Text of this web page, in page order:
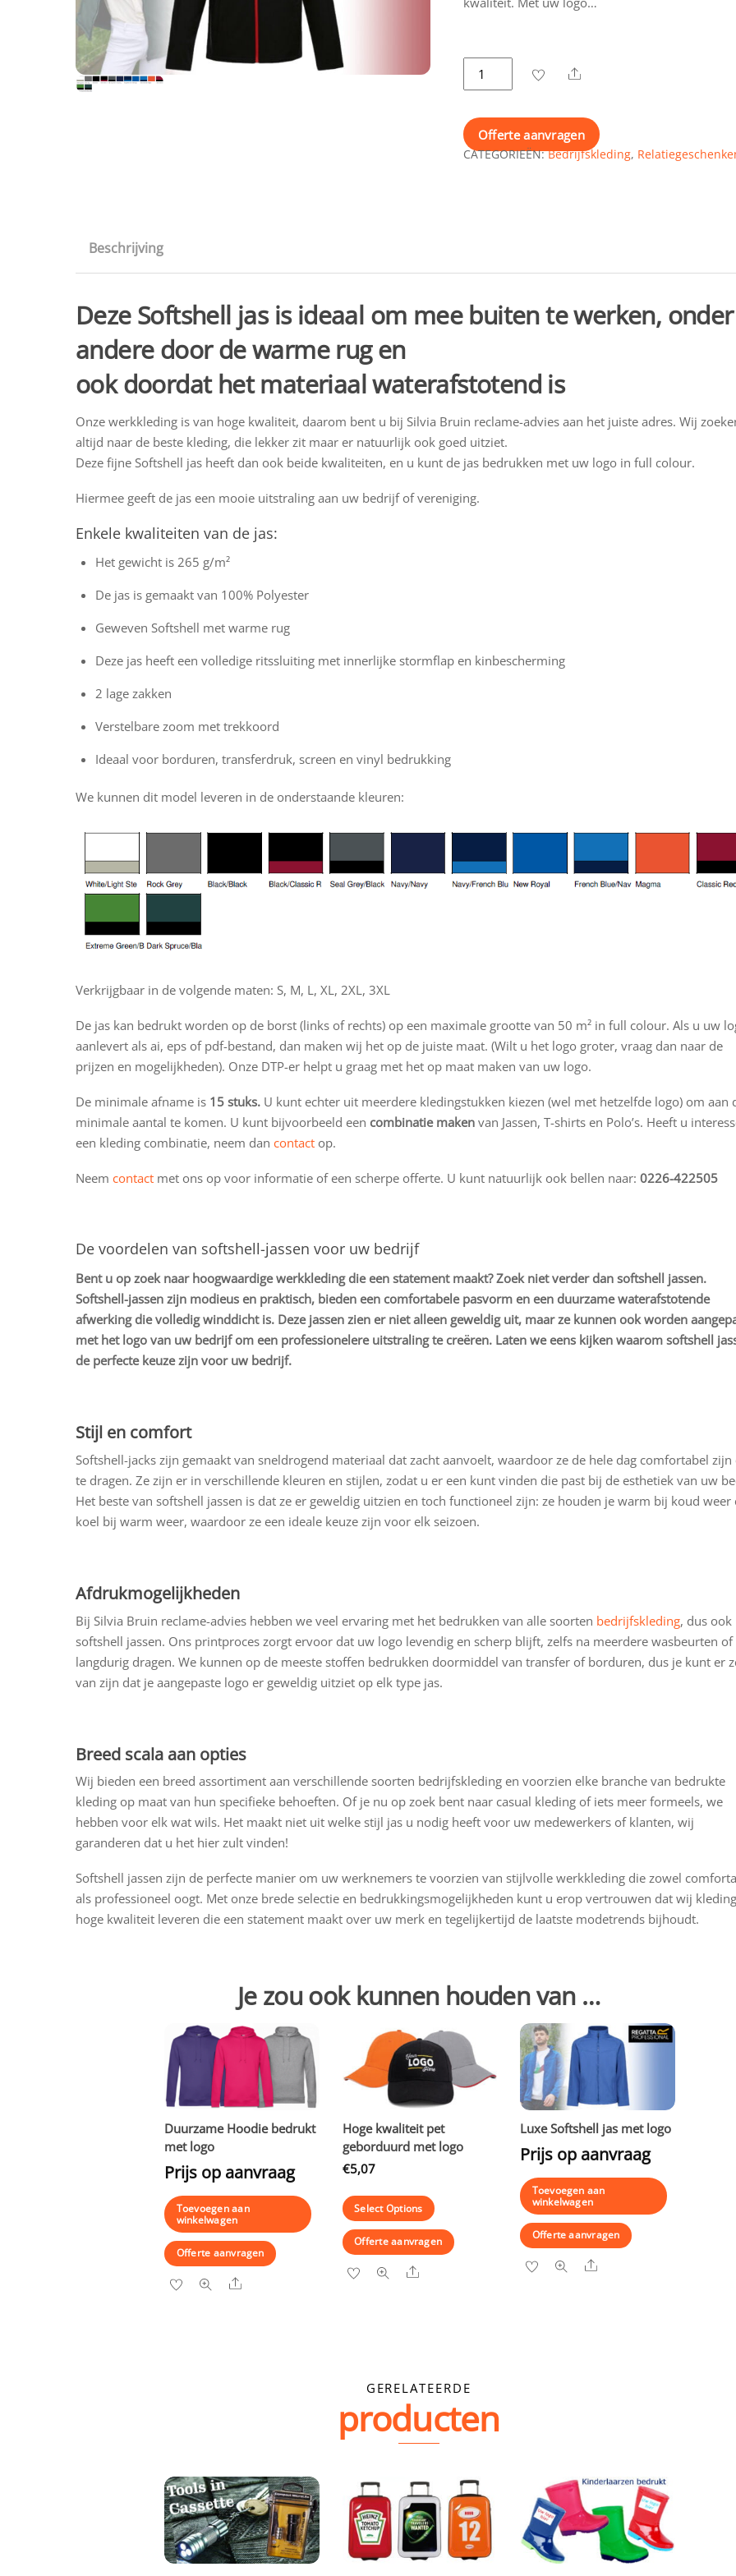
Fijne
Softshell
met
logo
Share
Offerte aanvragen
CATEGORIEËN:Bedrijfskleding,
Beschrijving
Deze Softshell jas is ideaal om mee buiten te werken, onder
andere door de warme rug en
ook doordat het materiaal waterafstotend is
Onze werkkleding is van hoge kwaliteit, daarom bent u bij Silvia Bruin reclame-advies aan het juiste adres. Wij
altijd naar de beste kleding, die lekker zit maar er natuurlijk ook goed uitziet.
Deze fijne Softshell jas heeft dan ook beide kwaliteiten, en u kunt de jas bedrukken met uw logo in full colour.
Hiermee geeft de jas een mooie uitstraling aan uw bedrijf of vereniging.
Enkele kwaliteiten van de jas:
Het gewicht is 265 g/m²
De jas is gemaakt van 100% Polyester
Geweven Softshell met warme rug
Deze jas heeft een volledige ritssluiting met innerlijke stormflap en kinbescherming
2 lage zakken
Verstelbare zoom met trekkoord
Ideaal voor borduren, transferdruk, screen en vinyl bedrukking
We kunnen dit model leveren in de onderstaande kleuren:
Verkrijgbaar in de volgende maten: S, M, L, XL, 2XL, 3XL
De jas kan bedrukt worden op de borst (links of rechts) op een maximale grootte van 50 m² in full colour. Als u uw
aanlevert als ai, eps of pdf-bestand, dan maken wij het op de juiste maat. (Wilt u het logo groter, vraag dan naar de
prijzen en mogelijkheden). Onze DTP-er helpt u graag met het op maat maken van uw logo.
De minimale afname is 15 stuks. U kunt echter uit meerdere kledingstukken kiezen (wel met hetzelfde logo) om aan
minimale aantal te komen. U kunt bijvoorbeeld een combinatie maken van Jassen, T-shirts en Polo’s. Heeft u
een kleding combinatie, neem dan contact op.
Neem contact met ons op voor informatie of een scherpe offerte. U kunt natuurlijk ook bellen naar: 0226-422505
De voordelen van softshell-jassen voor uw bedrijf
Bent u op zoek naar hoogwaardige werkkleding die een statement maakt? Zoek niet verder dan softshell jassen.
Softshell-jassen zijn modieus en praktisch, bieden een comfortabele pasvorm en een duurzame waterafstotende
afwerking die volledig winddicht is. Deze jassen zien er niet alleen geweldig uit, maar ze kunnen ook worden
met het logo van uw bedrijf om een professionelere uitstraling te creëren. Laten we eens kijken waarom softshell
de perfecte keuze zijn voor uw bedrijf.
Stijl en comfort
Softshell-jacks zijn gemaakt van sneldrogend materiaal dat zacht aanvoelt, waardoor ze de hele dag comfortabel zijn
te dragen. Ze zijn er in verschillende kleuren en stijlen, zodat u er een kunt vinden die past bij de esthetiek van uw
Het beste van softshell jassen is dat ze er geweldig uitzien en toch functioneel zijn: ze houden je warm bij koud weer
koel bij warm weer, waardoor ze een ideale keuze zijn voor elk seizoen.
Afdrukmogelijkheden
Bij Silvia Bruin reclame-advies hebben we veel ervaring met het bedrukken van alle soorten bedrijfskleding, dus ook
softshell jassen. Ons printproces zorgt ervoor dat uw logo levendig en scherp blijft, zelfs na meerdere wasbeurten of
langdurig dragen. We kunnen op de meeste stoffen bedrukken doormiddel van transfer of borduren, dus je kunt er
van zijn dat je aangepaste logo er geweldig uitziet op elk type jas.
Breed scala aan opties
Wij bieden een breed assortiment aan verschillende soorten bedrijfskleding en voorzien elke branche van bedrukte
kleding op maat van hun specifieke behoeften. Of je nu op zoek bent naar casual kleding of iets meer formeels, we
hebben voor elk wat wils. Het maakt niet uit welke stijl jas u nodig heeft voor uw medewerkers of klanten, wij
garanderen dat u het hier zult vinden!
Softshell jassen zijn de perfecte manier om uw werknemers te voorzien van stijlvolle werkkleding die zowel
als professioneel oogt. Met onze brede selectie en bedrukkingsmogelijkheden kunt u erop vertrouwen dat wij
hoge kwaliteit leveren die een statement maakt over uw merk en tegelijkertijd de laatste modetrends bijhoudt.
Je zou ook kunnen houden van …
Duurzame Hoodie bedrukt
met logo
Prijs op aanvraag
Toevoegen aan
winkelwagen
Offerte aanvragen
Share
Hoge kwaliteit pet
geborduurd met logo
€5,07
Select Options
Offerte aanvragen
Share
Luxe Softshell jas met logo
Prijs op aanvraag
Toevoegen aan
winkelwagen
Offerte aanvragen
Share
GERELATEERDE
producten